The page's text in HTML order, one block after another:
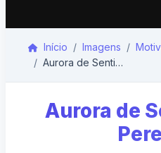
Início Imagens
Aurora de Sentimentos Perenes
Aurora de